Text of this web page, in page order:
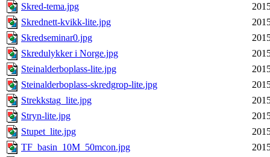
Skred-tema.jpg
Skrednett-kvikk-lite.jpg
Skredseminar0.jpg
Skredulykker i Norge.jpg
Steinalderboplass-lite.jpg
Steinalderboplass-skredgrop-lite.jpg
Strekkstag_lite.jpg
Stryn-lite.jpg
Stupet_lite.jpg
TF_basin_10M_50mcon.jpg